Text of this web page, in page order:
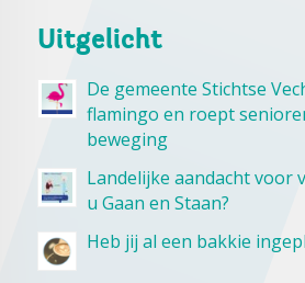
Uitgelicht
De gemeente Stichtse
flamingo en roept
beweging
Landelijke aandacht voor
u Gaan en Staan?
Heb jij al een bakkie